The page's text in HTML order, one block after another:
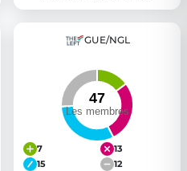
GUE/NGL
7
13
15
12